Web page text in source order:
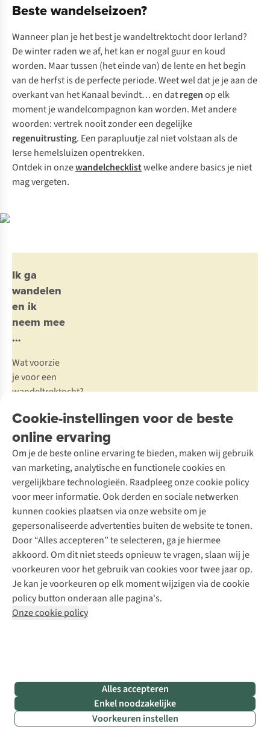
Beste wandelseizoen?
Wanneer plan je het best je wandeltrektocht door Ierland?
De winter raden we af, het kan er nogal guur en koud
worden. Maar tussen (het einde van) de lente en het begin
van de herfst is de perfecte periode. Weet wel dat je je aan de
overkant van het Kanaal bevindt… en datregenop elk
moment je wandelcompagnon kan worden. Met andere
woorden: vertrek nooit zonder een degelijke
regenuitrusting. Een parapluutje zal niet volstaan als de
Ierse hemelsluizen opentrekken.
Ontdek in onzewandelchecklistwelke andere basics je niet
mag vergeten.
Ik ga
wandelen
en ik
neem mee
…
Wat voorzie
je voor een
wandeltrektocht?
je in je
rugzak als je
er dagenlang
te voet op
uittrekt?
We
overlopen
even
jepacklist:
•
Goede
waterdichte
(!)wandelschoenen
•
toe
wisselen
om
Cookie-instellingen voor de beste
online ervaring
Om je de beste online ervaring te bieden, maken wij gebruik
van marketing, analytische en functionele cookies en
vergelijkbare technologieën. Raadpleeg onze cookie policy
voor meer informatie. Ook derden en sociale netwerken
kunnen cookies plaatsen via onze website om je
gepersonaliseerde advertenties buiten de website te tonen.
Door “Alles accepteren” te selecteren, ga je hiermee
akkoord. Om dit niet steeds opnieuw te vragen, slaan wij je
voorkeuren voor het gebruik van cookies voor twee jaar op.
Je kan je voorkeuren op elk moment wijzigen via de cookie
policy button onderaan alle pagina's.
Onze cookie policy
Alles accepteren
Enkel noodzakelijke
Voorkeuren instellen